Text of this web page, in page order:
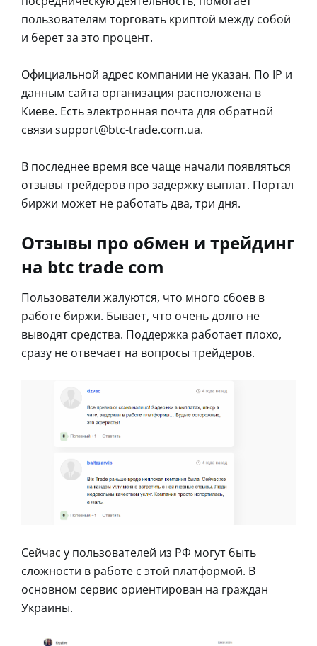
пользователям торговать криптой между собой
и берет за это процент.
Официальной адрес компании не указан. По IP и
данным сайта организация расположена в
Киеве. Есть электронная почта для обратной
связи support@btc-trade.com.ua.
В последнее время все чаще начали появляться
отзывы трейдеров про задержку выплат. Портал
биржи может не работать два, три дня.
Отзывы про обмен и трейдинг
на btc trade com
Пользователи жалуются, что много сбоев в
работе биржи. Бывает, что очень долго не
выводят средства. Поддержка работает плохо,
сразу не отвечает на вопросы трейдеров.
Сейчас у пользователей из РФ могут быть
сложности в работе с этой платформой. В
основном сервис ориентирован на граждан
Украины.